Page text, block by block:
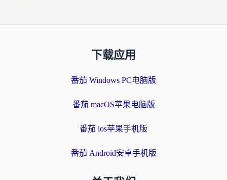
下载应用
番茄 Windows PC电脑版
番茄 macOS苹果电脑版
番茄 ios苹果手机版
番茄 Android安卓手机版